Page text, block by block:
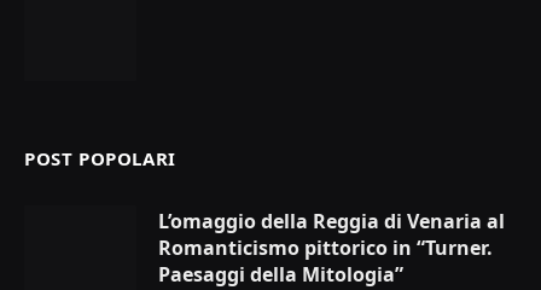
POST POPOLARI
L’omaggio della Reggia di Venaria al
Romanticismo pittorico in “Turner.
Paesaggi della Mitologia”